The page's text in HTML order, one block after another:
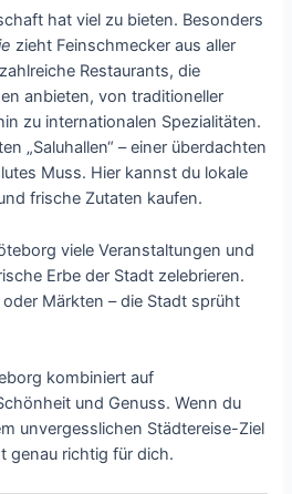
hat viel zu bieten. Besonders
zieht Feinschmecker aus aller
Restaurants, die
anbieten, von traditioneller
zu internationalen Spezialitäten.
„Saluhallen“ – einer überdachten
Muss. Hier kannst du lokale
frische Zutaten kaufen.
viele Veranstaltungen und
Erbe der Stadt zelebrieren.
Märkten – die Stadt sprüht
kombiniert auf
und Genuss. Wenn du
unvergesslichen Städtereise-Ziel
genau richtig für dich.